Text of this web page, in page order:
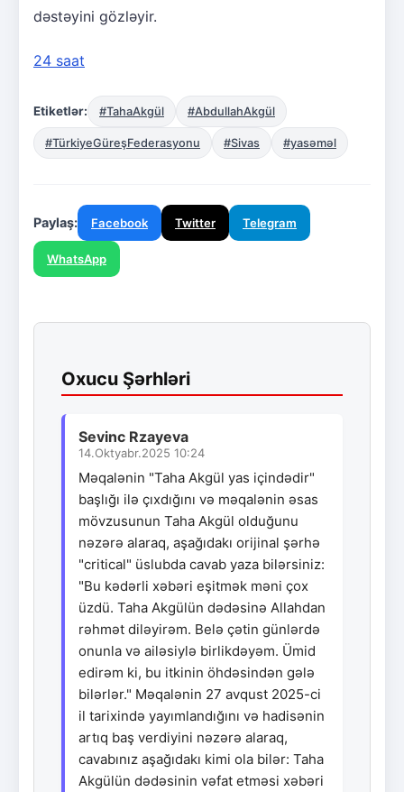
dəstəyini gözləyir.
24 saat
Etiketlər: #TahaAkgül #AbdullahAkgül
#TürkiyeGüreşFederasyonu #Sivas #yasəməl
Paylaş: Facebook Twitter Telegram
WhatsApp
Oxucu Şərhləri
Sevinc Rzayeva
14.Oktyabr.2025 10:24
Məqalənin "Taha Akgül yas içindədir"
başlığı ilə çıxdığını və məqalənin əsas
mövzusunun Taha Akgül olduğunu
nəzərə alaraq, aşağıdakı orijinal şərhə
"critical" üslubda cavab yaza bilərsiniz:
"Bu kədərli xəbəri eşitmək məni çox
üzdü. Taha Akgülün dədəsinə Allahdan
rəhmət diləyirəm. Belə çətin günlərdə
onunla və ailəsiylə birlikdəyəm. Ümid
edirəm ki, bu itkinin öhdəsindən gələ
bilərlər." Məqalənin 27 avqust 2025-ci
il tarixində yayımlandığını və hadisənin
artıq baş verdiyini nəzərə alaraq,
cavabınız aşağıdakı kimi ola bilər: Taha
Akgülün dədəsinin vəfat etməsi xəbəri